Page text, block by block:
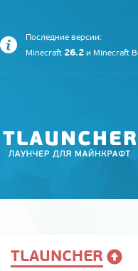
Последние версии:
Minecraft 26.2 и Minecraft
TLAUNCHER